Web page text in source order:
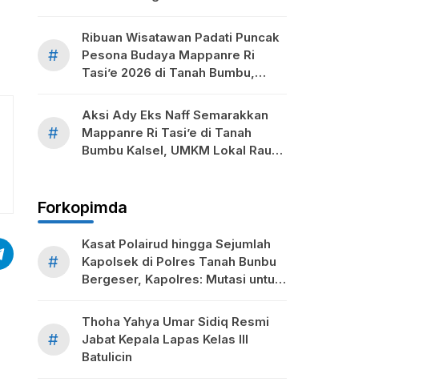
#
Ribuan Wisatawan Padati Puncak
Pesona Budaya Mappanre Ri
Tasi’e 2026 di Tanah Bumbu,
#
Aksi Ady Eks Naff Semarakkan
Mappanre Ri Tasi’e di Tanah
Bumbu Kalsel, UMKM Lokal Raup
Forkopimda
#
Kasat Polairud hingga Sejumlah
Kapolsek di Polres Tanah Bunbu
Bergeser, Kapolres: Mutasi untuk
#
Thoha Yahya Umar Sidiq Resmi
Jabat Kepala Lapas Kelas III
Batulicin